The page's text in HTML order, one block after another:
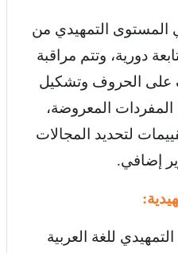
المستوى التمهيدي من
دورية، وتتم مراقبة
على الحروف وتشكيل
المفردات المعروضة،
لتحديد المجالات
إضافي.
للغة العربية